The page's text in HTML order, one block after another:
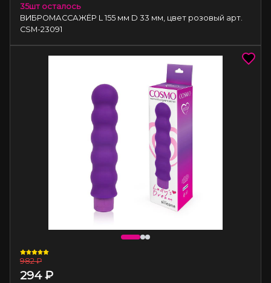
ВИБРОМАССАЖЁР L 155 мм D 33 мм, цвет розовый арт.
CSM-23091
35шт осталось
982 ₽
294₽